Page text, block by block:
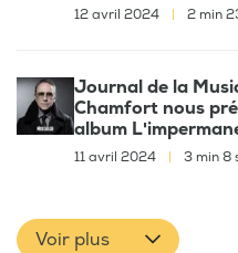
12 avril 2024 2 min
Journal de la
Chamfort nous
album
11 avril 2024 3 min 8
Voir plus